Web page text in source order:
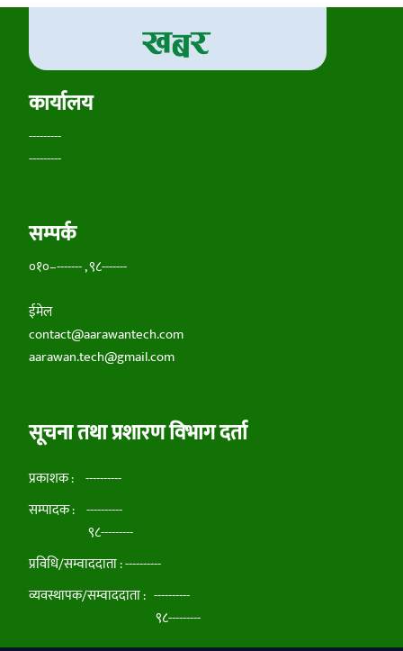
कार्यालय
---------
---------
सम्पर्क
०१०–------- , ९८-------
ईमेल
contact@aarawantech.com
aarawan.tech@gmail.com
सूचना तथा प्रशारण विभाग दर्ता
प्रकाशक : ----------
सम्पादक : ----------
९८---------
प्रविधि/सम्वाददाता : ----------
व्यवस्थापक/सम्वाददाता : ----------
९८---------